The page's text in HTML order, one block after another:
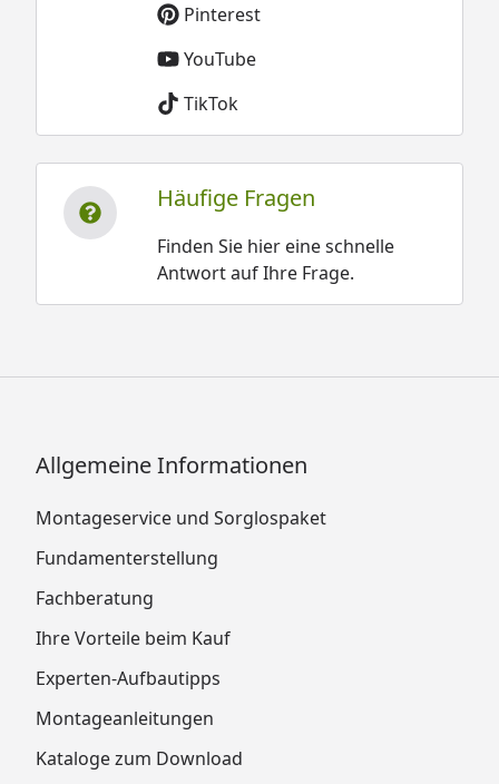
Pinterest
YouTube
TikTok
Häufige Fragen
Finden Sie hier eine schnelle
Antwort auf Ihre Frage.
Allgemeine Informationen
Montageservice und Sorglospaket
Fundamenterstellung
Fachberatung
Ihre Vorteile beim Kauf
Experten-Aufbautipps
Montageanleitungen
Kataloge zum Download